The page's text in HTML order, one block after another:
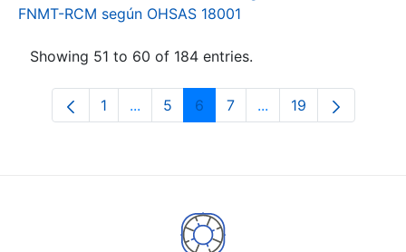
FNMT-RCM según OHSAS 18001
Showing 51 to 60 of 184 entries.
Page
1 ...Intermediate Pages Use TAB to
Page
5 Page
6 Page
7 ...Intermediate Pages
Page
19